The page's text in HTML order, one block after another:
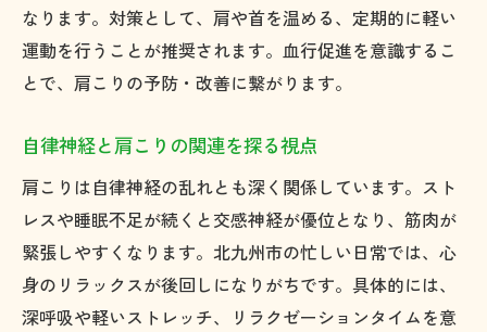
シニア世代におすすめの肩こり予防法
加齢に伴う肩こりのセルフケア方法
健康寿命を伸ばす肩こり対策のポイント
毎日の動作で肩こりを防ぐ工夫を紹介
肩こり予防に有効なストレッチ習慣
こまめな休憩で肩こりリスクを軽減
バランスの良い食生活が肩こり予防に重要
肩こりを防ぐ睡眠環境の整え方
なります。対策として、肩や首を温める、定期的に軽い
運動を行うことが推奨されます。血行促進を意識するこ
とで、肩こりの予防・改善に繋がります。
自律神経と肩こりの関連を探る視点
肩こりは自律神経の乱れとも深く関係しています。スト
レスや睡眠不足が続くと交感神経が優位となり、筋肉が
緊張しやすくなります。北九州市の忙しい日常では、心
身のリラックスが後回しになりがちです。具体的には、
深呼吸や軽いストレッチ、リラクゼーションタイムを意